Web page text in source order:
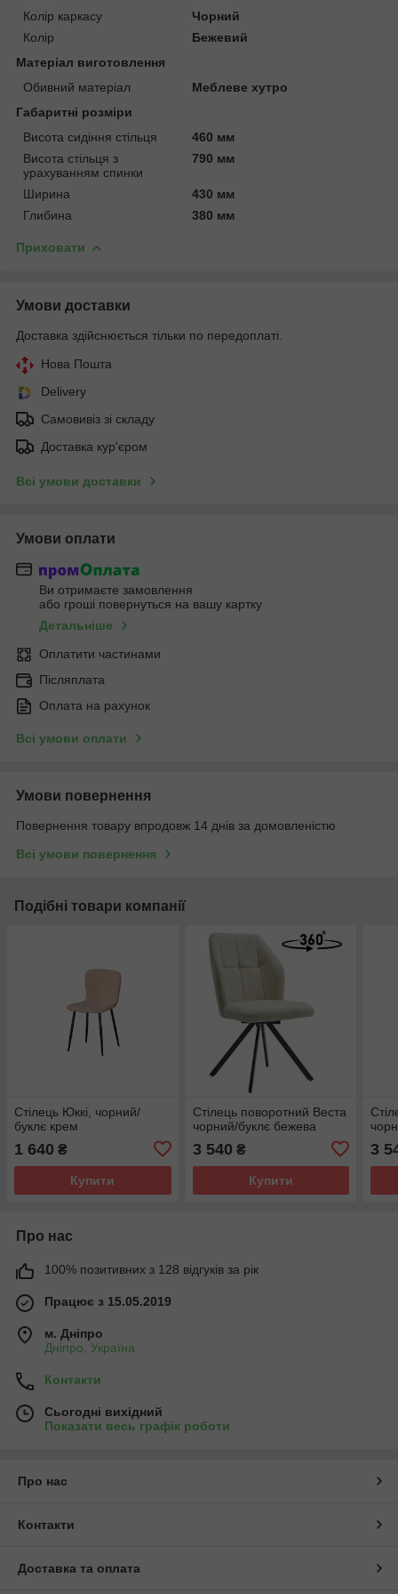
Колір каркасу
Чорний
Колір
Бежевий
Матеріал виготовлення
Обивний матеріал
Меблеве хутро
Габаритні розміри
Висота сидіння стільця
460 мм
Висота стільця з
урахуванням спинки
790 мм
Ширина
430 мм
Глибина
380 мм
Приховати
Умови доставки
Доставка здійснюється тільки по передоплаті.
Нова Пошта
Delivery
Самовивіз зі складу
Доставка кур'єром
Всі умови доставки
Умови оплати
Ви отримаєте замовлення
або гроші повернуться на вашу картку
Детальніше
Оплатити частинами
Післяплата
Оплата на рахунок
Всі умови оплати
Умови повернення
Повернення товару впродовж 14 днів за домовленістю
Всі умови повернення
Подібні товари компанії
Стілець Юккі, чорний/
буклє крем
1 640 ₴
Купити
Стілець поворотний Веста
чорний/буклє бежева
3 540 ₴
Купити
3
Про нас
100% позитивних з 128 відгуків за рік
Працює з 15.05.2019
м. Дніпро
Дніпро, Україна
Контакти
Сьогодні вихідний
Показати весь графік роботи
Про нас
Контакти
Доставка та оплата